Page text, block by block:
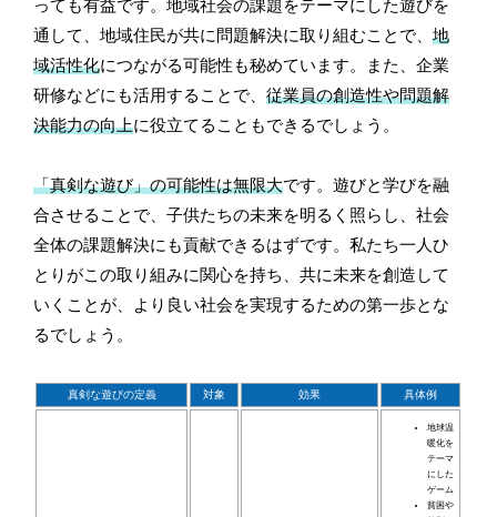
っても有益です。地域社会の課題をテーマにした遊びを
通して、地域住民が共に問題解決に取り組むことで、地
域活性化につながる可能性も秘めています。また、企業
研修などにも活用することで、従業員の創造性や問題解
決能力の向上に役立てることもできるでしょう。
「真剣な遊び」の可能性は無限大です。遊びと学びを融
合させることで、子供たちの未来を明るく照らし、社会
全体の課題解決にも貢献できるはずです。私たち一人ひ
とりがこの取り組みに関心を持ち、共に未来を創造して
いくことが、より良い社会を実現するための第一歩とな
るでしょう。
真剣な遊びの定義 対象 効果 具体例
地球温
暖化を
テーマ
にした
ゲーム
貧困や